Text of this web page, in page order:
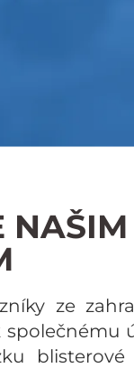
NAŠIM
ze